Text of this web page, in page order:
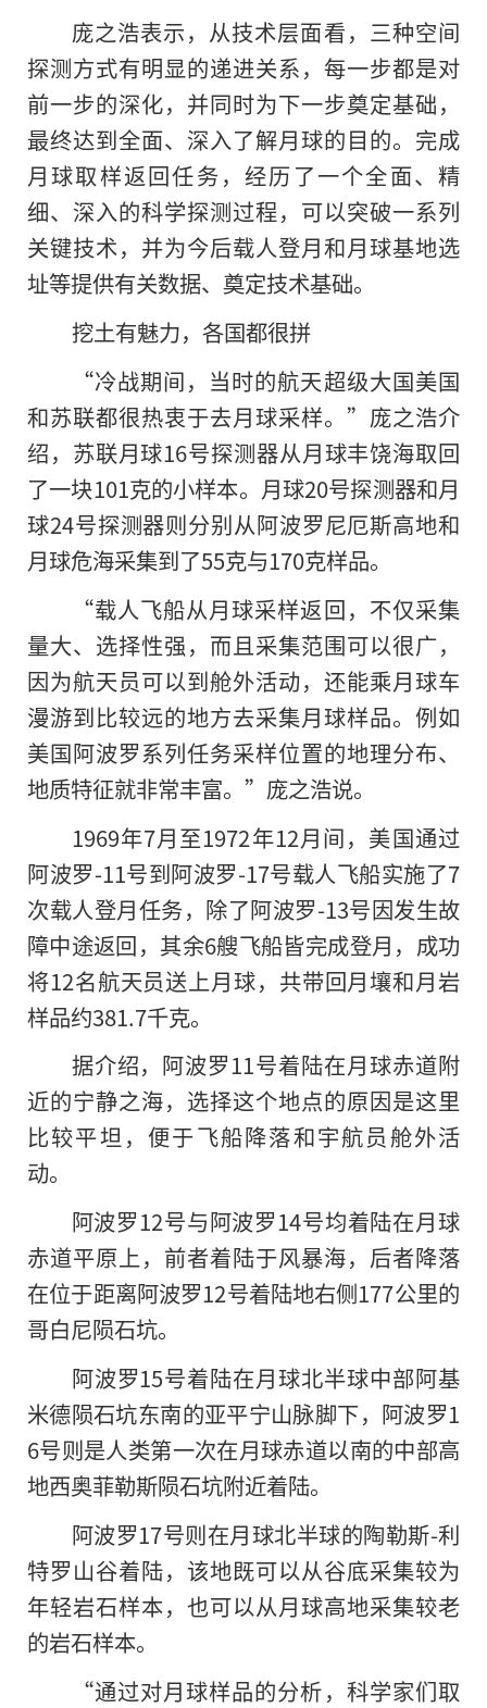
庞之浩表示，从技术层面看，三种空间
探测方式有明显的递进关系，每一步都是对
前一步的深化，并同时为下一步奠定基础，
最终达到全面、深入了解月球的目的。完成
月球取样返回任务，经历了一个全面、精
细、深入的科学探测过程，可以突破一系列
关键技术，并为今后载人登月和月球基地选
址等提供有关数据、奠定技术基础。
挖土有魅力，各国都很拼
“冷战期间，当时的航天超级大国美国
和苏联都很热衷于去月球采样。”庞之浩介
绍，苏联月球16号探测器从月球丰饶海取回
了一块101克的小样本。月球20号探测器和月
球24号探测器则分别从阿波罗尼厄斯高地和
月球危海采集到了55克与170克样品。
“载人飞船从月球采样返回，不仅采集
量大、选择性强，而且采集范围可以很广，
因为航天员可以到舱外活动，还能乘月球车
漫游到比较远的地方去采集月球样品。例如
美国阿波罗系列任务采样位置的地理分布、
地质特征就非常丰富。”庞之浩说。
1969年7月至1972年12月间，美国通过
阿波罗-11号到阿波罗-17号载人飞船实施了7
次载人登月任务，除了阿波罗-13号因发生故
障中途返回，其余6艘飞船皆完成登月，成功
将12名航天员送上月球，共带回月壤和月岩
样品约381.7千克。
据介绍，阿波罗11号着陆在月球赤道附
近的宁静之海，选择这个地点的原因是这里
比较平坦，便于飞船降落和宇航员舱外活
动。
阿波罗12号与阿波罗14号均着陆在月球
赤道平原上，前者着陆于风暴海，后者降落
在位于距离阿波罗12号着陆地右侧177公里的
哥白尼陨石坑。
阿波罗15号着陆在月球北半球中部阿基
米德陨石坑东南的亚平宁山脉脚下，阿波罗1
6号则是人类第一次在月球赤道以南的中部高
地西奥菲勒斯陨石坑附近着陆。
阿波罗17号则在月球北半球的陶勒斯-利
特罗山谷着陆，该地既可以从谷底采集较为
年轻岩石样本，也可以从月球高地采集较老
的岩石样本。
“通过对月球样品的分析，科学家们取